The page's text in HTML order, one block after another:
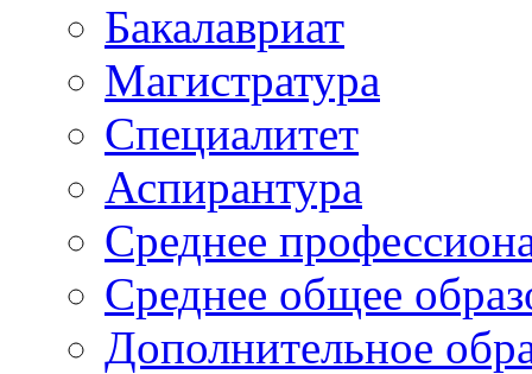
Бакалавриат
Магистратура
Специалитет
Аспирантура
Среднее
Среднее общее
Дополнительное